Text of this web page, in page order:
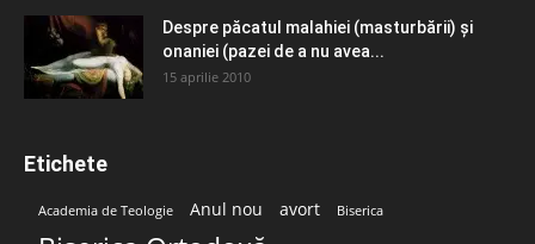
Despre păcatul malahiei (masturbării) şi
onaniei (pazei de a nu avea...
15 aprilie 2010
Etichete
Academia de Teologie Anul nou avort Biserica